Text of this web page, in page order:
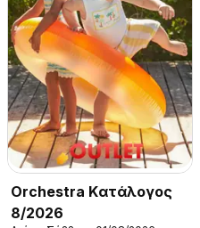
Orchestra Kατάλογος
8/2026